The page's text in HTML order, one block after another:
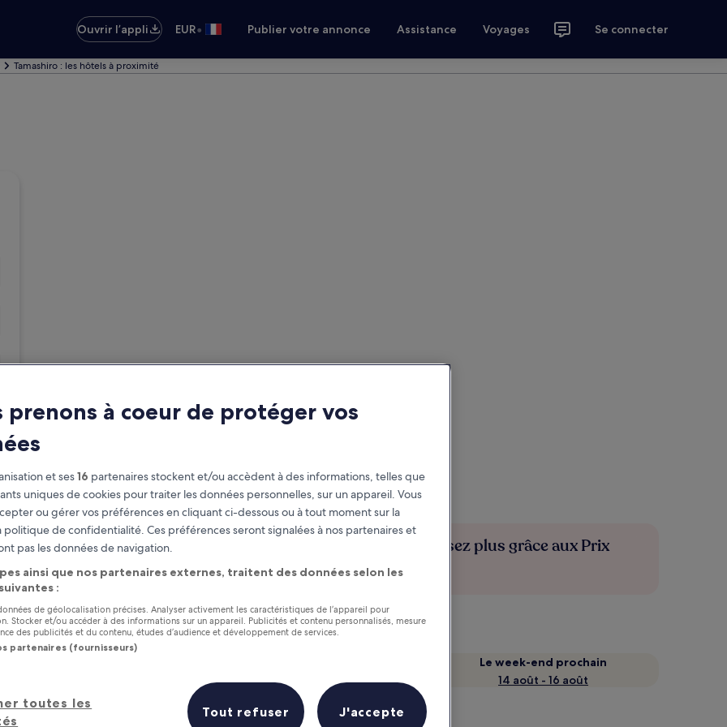
Ouvrir l’appli
EUR• Publier votre annonce Assistance Voyages Se connecter
Tamashiro : les hôtels à proximité
Gagnez des récompenses pour
chaque nuit séjournée
Économisez plus grâce aux Prix
membres
7 août - 9 août
Le week-end prochain
14 août - 16 août
en un coup d’œil
prenons à coeur de protéger vos
et ses16 partenaires stockent et/ou accèdent à des informations, telles que
uniques de cookies pour traiter les données personnelles, sur un appareil. Vous
ou gérer vos préférences en cliquant ci-dessous ou à tout moment sur la
politique de confidentialité. Ces préférences seront signalées à nos partenaires et
pas les données de navigation.
ainsi que nos partenaires externes, traitent des données selon les
:
de géolocalisation précises. Analyser activement les caractéristiques de l’appareil pour
Stocker et/ou accéder à des informations sur un appareil. Publicités et contenu personnalisés, mesure
des publicités et du contenu, études d’audience et développement de services.
partenaires (fournisseurs)
toutes les
Tout refuser J'accepte